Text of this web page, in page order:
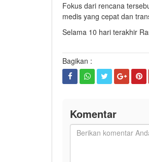
Fokus dari rencana
medis yang cepat dan
Selama 10 hari terakhir
Bagikan :
Komentar